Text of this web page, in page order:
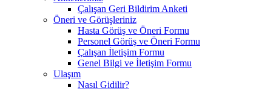
Çalışan Geri Bildirim Anketi
Öneri ve Görüşleriniz
Hasta Görüş ve Öneri Formu
Personel Görüş ve Öneri Formu
Çalışan İletişim Formu
Genel Bilgi ve İletişim Formu
Ulaşım
Nasıl Gidilir?